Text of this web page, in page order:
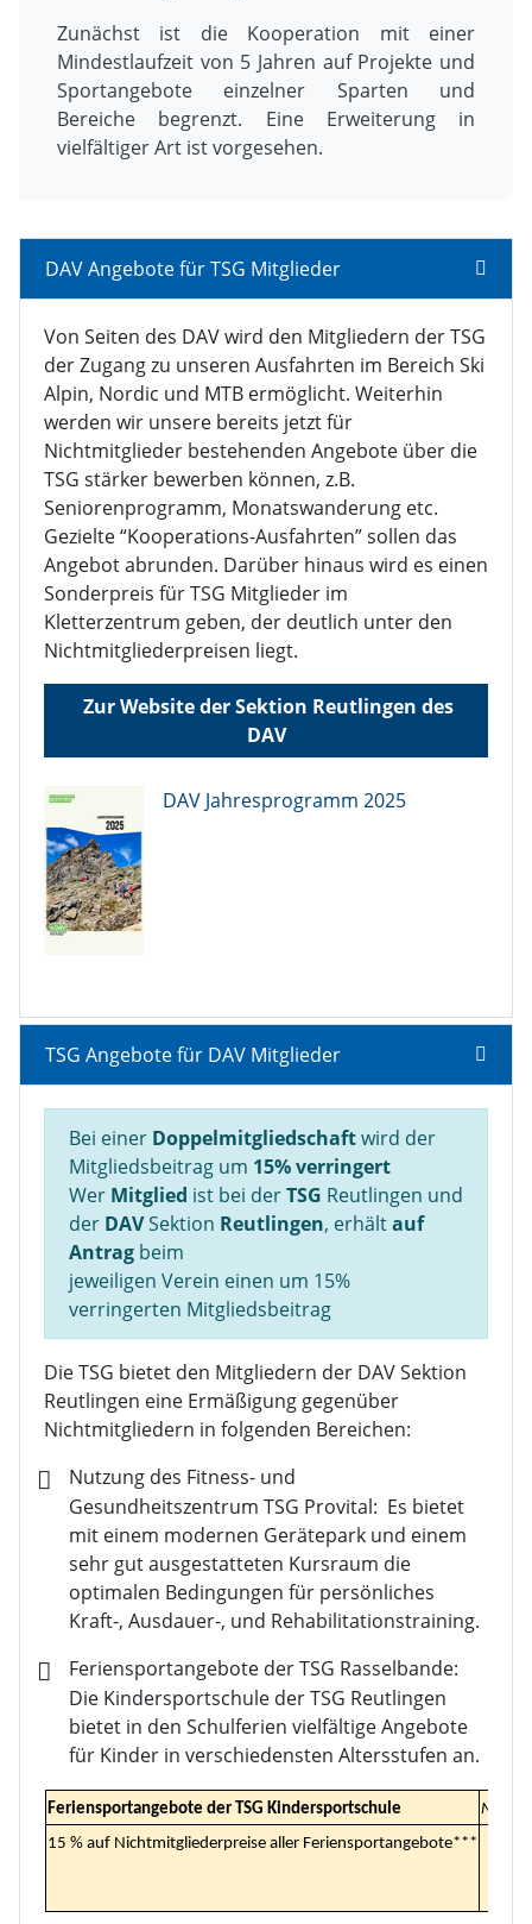
Zunächst ist die Kooperation mit einer
Mindestlaufzeit von 5 Jahren auf Projekte und
Sportangebote einzelner Sparten und
Bereiche begrenzt. Eine Erweiterung in
vielfältiger Art ist vorgesehen.
DAV Angebote für TSG Mitglieder
Von Seiten des DAV wird den Mitgliedern der TSG
der Zugang zu unseren Ausfahrten im Bereich Ski
Alpin, Nordic und MTB ermöglicht. Weiterhin
werden wir unsere bereits jetzt für
Nichtmitglieder bestehenden Angebote über die
TSG stärker bewerben können, z.B.
Seniorenprogramm, Monatswanderung etc.
Gezielte “Kooperations-Ausfahrten” sollen das
Angebot abrunden. Darüber hinaus wird es einen
Sonderpreis für TSG Mitglieder im
Kletterzentrum geben, der deutlich unter den
Nichtmitgliederpreisen liegt.
Zur Website der Sektion Reutlingen des
DAV
DAV Jahresprogramm 2025
TSG Angebote für DAV Mitglieder
Bei einer Doppelmitgliedschaftwird der
Mitgliedsbeitrag um 15% verringert
Wer Mitglied ist bei derTSG Reutlingen und
der DAVSektion Reutlingen, erhältauf
Antrag beim
jeweiligen Verein einen um 15%
verringerten Mitgliedsbeitrag
Die TSG bietet den Mitgliedern der DAV Sektion
Reutlingen eine Ermäßigung gegenüber
Nichtmitgliedern in folgenden Bereichen:
Nutzung des Fitness- und
Gesundheitszentrum TSG Provital: Es bietet
mit einem modernen Gerätepark und einem
sehr gut ausgestatteten Kursraum die
optimalen Bedingungen für persönliches
Kraft-, Ausdauer-, und Rehabilitationstraining.
Feriensportangebote der TSG Rasselbande:
Die Kindersportschule der TSG Reutlingen
bietet in den Schulferien vielfältige Angebote
für Kinder in verschiedensten Altersstufen an.
Feriensportangebote der TSG Kindersportschule
15 % auf Nichtmitgliederpreise aller Feriensportangebote***